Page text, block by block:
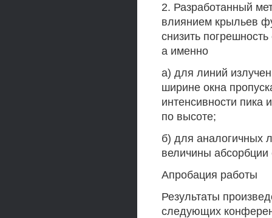
2. Разработанный
влиянием крыльев
снизить
а именно
а) для линий
ширине окна
интенсивности пика
по высоте;
б) для аналогичных
величины
Апробация работы
Результаты
следующих